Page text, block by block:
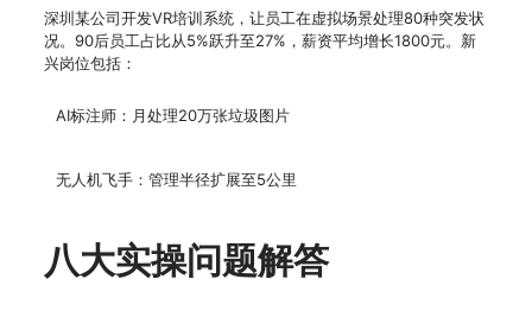
深圳某公司开发VR培训系统，让员工在虚拟场景处理80种突发状
况。90后员工占比从5%跃升至27%，薪资平均增长1800元。新
兴岗位包括：
AI标注师：月处理20万张垃圾图片
无人机飞手：管理半径扩展至5公里
八大实操问题解答